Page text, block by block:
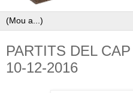
PARTITS DEL
10-12-2016